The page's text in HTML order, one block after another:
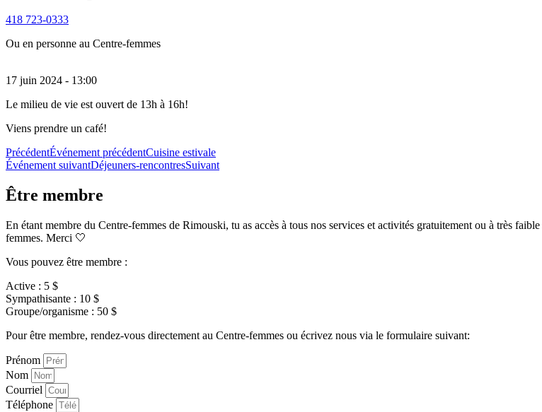
418 723-0333
Ou en personne au Centre-femmes
17 juin 2024 - 13:00
Le milieu de vie est ouvert de 13h à 16h!
Viens prendre un café!
PrécédentÉvénement précédentCuisine estivale
Événement suivantDéjeuners-rencontresSuivant
Être membre
En étant membre du Centre-femmes de Rimouski, tu as accès à tous nos services et activités gratuitement ou à très
femmes. Merci 🤍
Vous pouvez être membre :
Active : 5 $
Sympathisante : 10 $
Groupe/organisme : 50 $
Pour être membre, rendez-vous directement au Centre-femmes ou écrivez nous via le formulaire suivant:
Prénom
Nom
Courriel
Téléphone